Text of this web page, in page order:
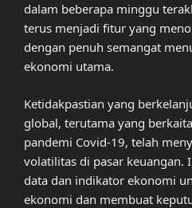
dalam beberapa minggu
terus menjadi fitur yang
dengan penuh semangat
ekonomi utama.
Ketidakpastian yang
global, terutama yang
pandemi Covid-19, telah
volatilitas di pasar keuangan.
data dan indikator ekonomi
ekonomi dan membuat